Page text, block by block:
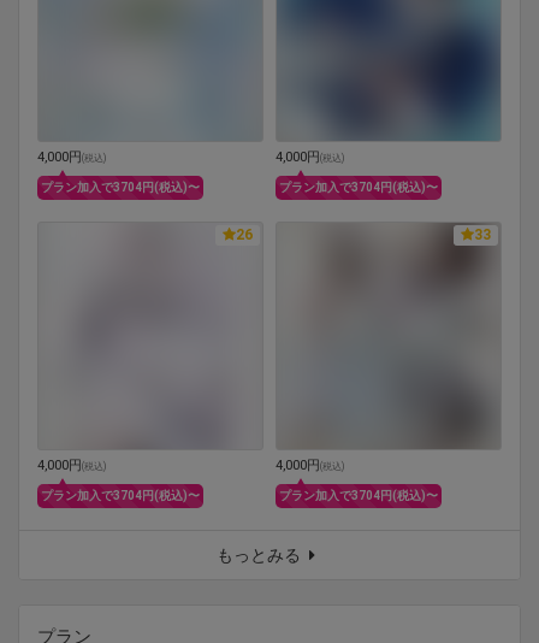
4,000円(税込)
プラン加入で3704円(税込)〜
4,000円(税込)
プラン加入で3704円(税込)〜
26
4,000円(税込)
プラン加入で3704円(税込)〜
33
4,000円(税込)
プラン加入で3704円(税込)〜
もっとみる
プラン